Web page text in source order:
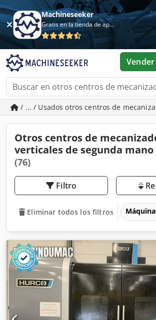
Machineseeker
Gratis en la tienda de aplicaciones
Vender
/ ... / Usados otros centros de
Otros centros de
verticales de segunda
(76)
Filtro
Eliminar todos los filtros